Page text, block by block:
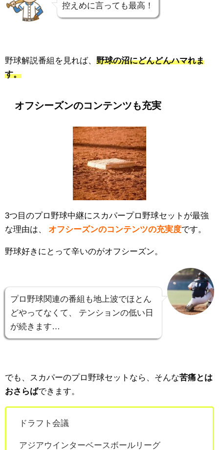
控えめに言っても最高！
野球解説番組を見れば、 野球の沼にどんどんハマれま
す。
オフシーズンのコンテンツも充実
3つ目のプロ野球中継にスカパープロ野球セットが最強
な理由は、
オフシーズンのコンテンツの充実度です。
野球好きにとって辛いのがオフシーズン。
プロ野球関連の番組も地上波でほとん
どやってなくて、
テンションの低い日
が続きます…
でも、スカパーのプロ野球セットなら、そんな苦痛とは
おさらばできます。
ドラフト会議
アジアウインターベースボールリーグ